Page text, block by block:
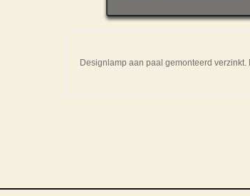
Designlamp aan paal gemonteerd